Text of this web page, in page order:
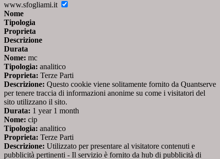
www.sfogliami.it
Nome
Tipologia
Proprieta
Descrizione
Durata
Nome: mc
Tipologia: analitico
Proprieta: Terze Parti
Descrizione: Questo cookie viene solitamente fornito da Quantserve
per tenere traccia di informazioni anonime su come i visitatori del
sito utilizzano il sito.
Durata: 1 year 1 month
Nome: cip
Tipologia: analitico
Proprieta: Terze Parti
Descrizione: Utilizzato per presentare al visitatore contenuti e
pubblicità pertinenti - Il servizio è fornito da hub di pubblicità di